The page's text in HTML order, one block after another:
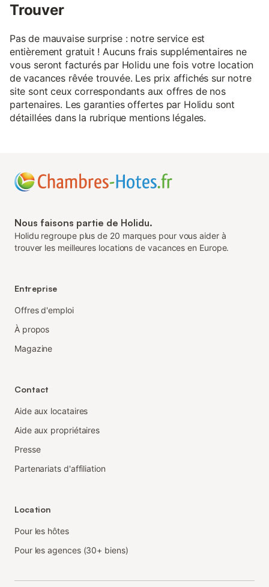
Trouver
Pas de mauvaise surprise : notre service est
entièrement gratuit ! Aucuns frais supplémentaires ne
vous seront facturés par Holidu une fois votre location
de vacances rêvée trouvée. Les prix affichés sur notre
site sont ceux correspondants aux offres de nos
partenaires. Les garanties offertes par Holidu sont
détaillées dans la rubrique mentions légales.
Nous faisons partie de Holidu.
Holidu regroupe plus de 20 marques pour vous aider à
trouver les meilleures locations de vacances en Europe.
Entreprise
Offres d'emploi
À propos
Magazine
Contact
Aide aux locataires
Aide aux propriétaires
Presse
Partenariats d'affiliation
Location
Pour les hôtes
Pour les agences (30+ biens)